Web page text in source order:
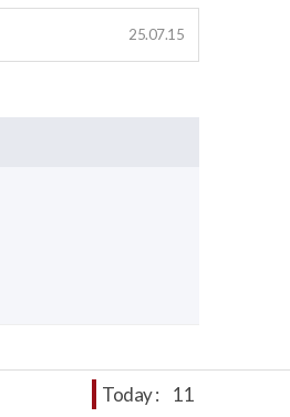
25.07.15
Today : 11